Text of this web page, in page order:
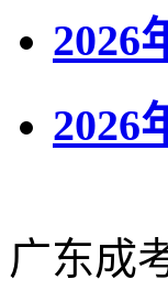
2026
2026
广东成